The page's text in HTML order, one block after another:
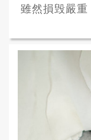
雖然損毁嚴